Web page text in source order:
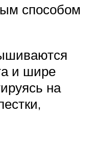
способом
и шире
на